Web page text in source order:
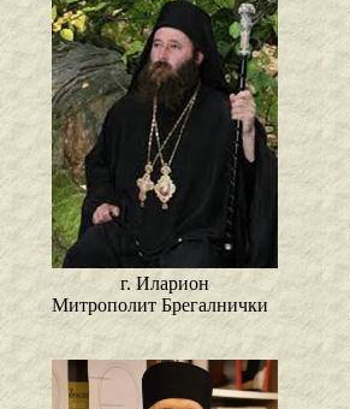
г. Иларион
Митрополит Брегалнички